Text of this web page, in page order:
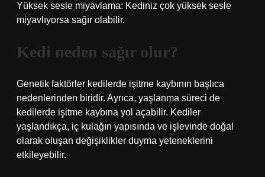
Yüksek sesle miyavlama: Kediniz çok yüksek sesle
miyavlıyorsa sağır olabilir.
Kedi neden sağır olur?
Genetik faktörler kedilerde işitme kaybının başlıca
nedenlerinden biridir. Ayrıca, yaşlanma süreci de
kedilerde işitme kaybına yol açabilir. Kediler
yaşlandıkça, iç kulağın yapısında ve işlevinde doğal
olarak oluşan değişiklikler duyma yeteneklerini
etkileyebilir.